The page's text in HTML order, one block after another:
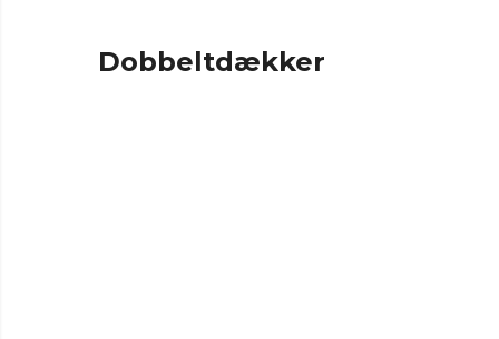
Dobbeltdækker